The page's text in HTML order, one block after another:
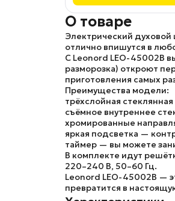
О товаре
Электрический
отлично впишутся в
С Leonord LEO-45002B
разморозка) откроют
приготовления самых
Преимущества модели:
трёхслойная
съёмное внутреннее
хромированные
яркая подсветка —
таймер — вы можете
В комплекте идут
220–240 В, 50–60 Гц.
Leonord LEO-45002B —
превратится в